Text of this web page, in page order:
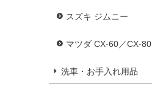
スズキ ジムニー
マツダ CX-60／CX-80
洗車・お手入れ用品